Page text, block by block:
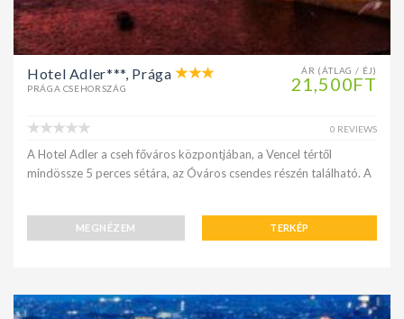
ÁR (ÁTLAG / ÉJ)
21,500FT
Hotel Adler***, Prága
PRÁGA CSEHORSZÁG
0 REVIEWS
A Hotel Adler a cseh főváros központjában, a Vencel tértől
mindössze 5 perces sétára, az Óváros csendes részén található. A
MEGNÉZEM TERKÉP